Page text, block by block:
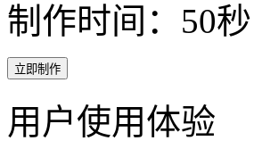
制作时间：50秒
立即制作
用户使用体验